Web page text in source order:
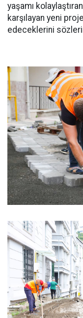
yaşamı
karşılayan yeni
edeceklerini